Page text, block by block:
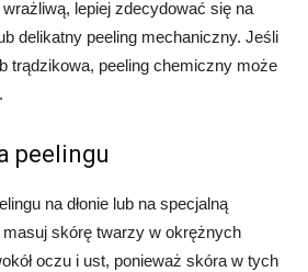
lepiej zdecydować się na
delikatny peeling mechaniczny. Jeśli
trądzikowa, peeling chemiczny może
peelingu
na dłonie lub na specjalną
skórę twarzy w okrężnych
oczu i ust, ponieważ skóra w tych